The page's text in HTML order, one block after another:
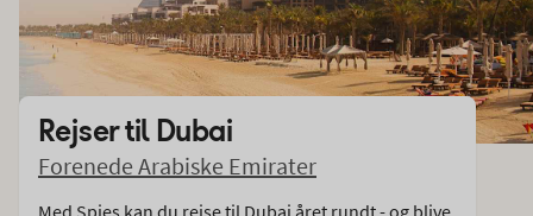
Rejser til Dubai
Forenede Arabiske Emirater
Med Spies kan du rejse til Dubai året rundt - og blive